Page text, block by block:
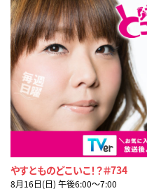
やすとものどこいこ！？＃734
8月16日(日) 午後6:00〜7:00